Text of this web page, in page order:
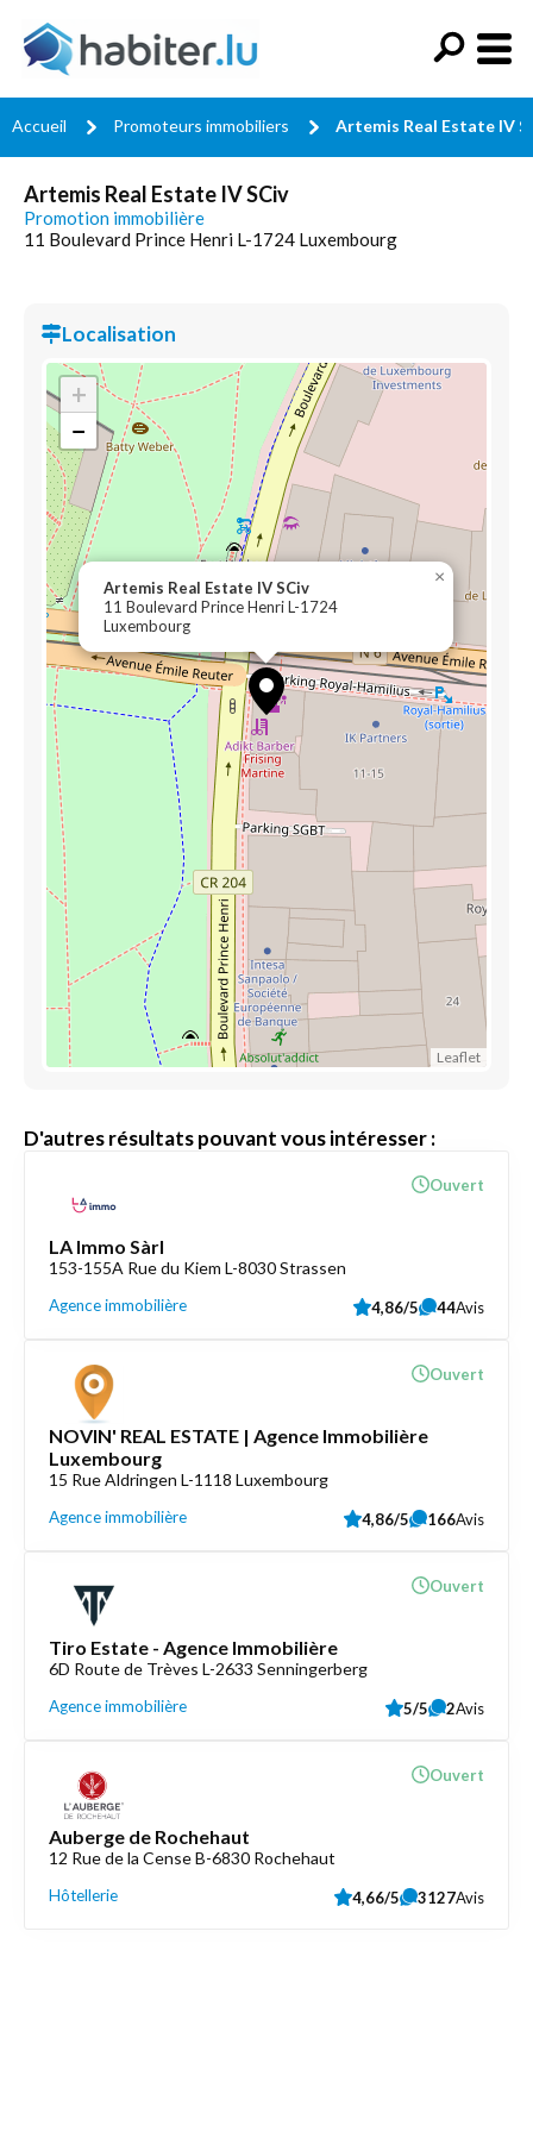
Accueil Promoteurs immobiliers Artemis Real Estate IV
Artemis Real Estate IV SCiv
Promotion immobilière
11 Boulevard Prince Henri L-1724 Luxembourg
Localisation
Artemis Real Estate IV SCiv
11 Boulevard Prince Henri L-1724
Luxembourg
×
+
−
Leaflet
D'autres résultats pouvant vous intéresser :
LA Immo Sàrl
153-155A Rue du Kiem L-8030 Strassen
Agence immobilière
Ouvert
4,86/5 44Avis
NOVIN' REAL ESTATE | Agence Immobilière
Luxembourg
15 Rue Aldringen L-1118 Luxembourg
Agence immobilière
Ouvert
4,86/5 166Avis
Tiro Estate - Agence Immobilière
6D Route de Trèves L-2633 Senningerberg
Agence immobilière
Ouvert
5/5 2Avis
Auberge de Rochehaut
12 Rue de la Cense B-6830 Rochehaut
Hôtellerie
Ouvert
4,66/5 3127Avis